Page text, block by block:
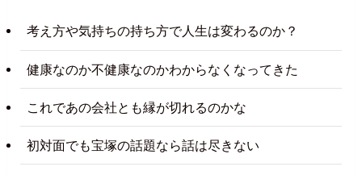
考え方や気持ちの持ち方で人生は変わるのか？
健康なのか不健康なのかわからなくなってきた
これであの会社とも縁が切れるのかな
初対面でも宝塚の話題なら話は尽きない